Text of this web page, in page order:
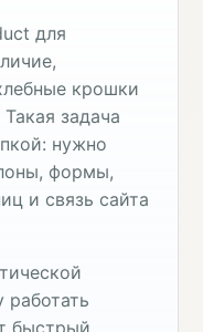
для
крошки
задача
нужно
формы,
и связь сайта
быстрый